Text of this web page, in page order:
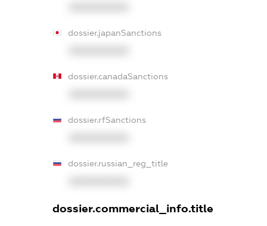
dossier.japanSanctions
dossier.canadaSanctions
dossier.rfSanctions
dossier.russian_reg_title
dossier.commercial_info.title